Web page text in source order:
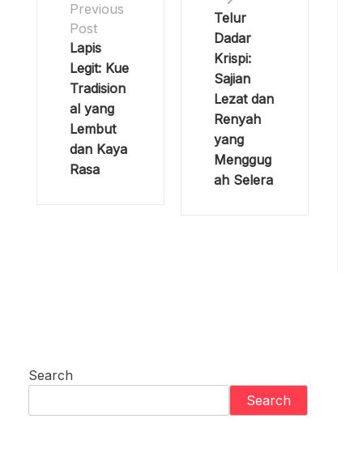
Previous
Post
Lapis
Legit: Kue
Tradision
al yang
Lembut
dan Kaya
Rasa
Telur
Dadar
Krispi:
Sajian
Lezat dan
Renyah
yang
Menggug
ah Selera
Search
Search